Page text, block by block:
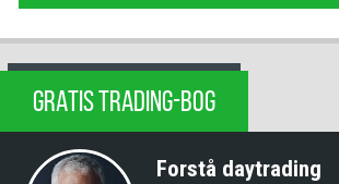
GRATIS TRADING-BOG
Forstå daytrading